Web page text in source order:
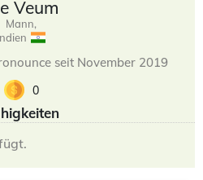
Veum
Mann,
seit November 2019
0